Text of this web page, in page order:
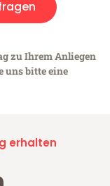
zu Ihrem Anliegen
uns bitte eine
erhalten